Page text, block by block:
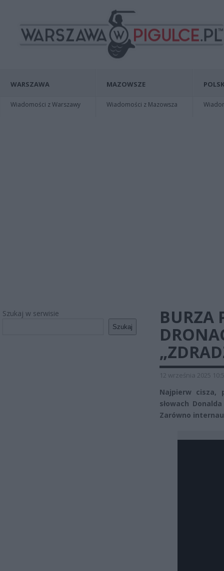
WARSZAWA
Wiadomości z Warszawy
MAZOWSZE
Wiadomości z Mazowsza
Szukaj w serwisie
Szukaj
BURZA
12 września 2025
Najpierw cisza,
słowach
Zarówno